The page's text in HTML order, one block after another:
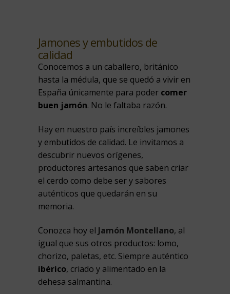
Jamones y embutidos de
calidad
Conocemos a un caballero, británico
hasta la médula, que se quedó a vivir en
España únicamente para poder comer
buen jamón. No le faltaba razón.
Hay en nuestro país increíbles jamones
y embutidos de calidad. Le invitamos a
descubrir nuevos orígenes,
productores artesanos que saben criar
el cerdo como debe ser y sabores
auténticos que quedarán en su
memoria.
Conozca hoy el Jamón Montellano, al
igual que sus otros productos: lomo,
chorizo, paletas, etc. Siempre auténtico
ibérico, criado y alimentado en la
dehesa salmantina.